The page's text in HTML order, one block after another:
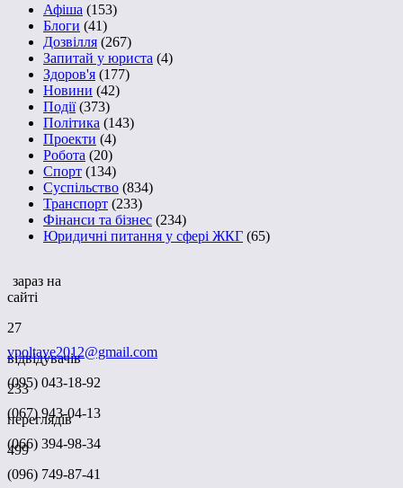
Афіша (153)
Блоги (41)
Дозвілля (267)
Запитай у юриста (4)
Здоров'я (177)
Новини (42)
Події(373)
Політика (143)
Проекти (4)
Робота (20)
Спорт (134)
Суспільство (834)
Транспорт (233)
Фінанси та бізнес (234)
Юридичні питання у сфері ЖКГ (65)
зараз на
сайті
27
відвідувачів
233
переглядів
499
vpoltave2012@gmail.com
(095) 043-18-92
(067) 943-04-13
(066) 394-98-34
(096) 749-87-41